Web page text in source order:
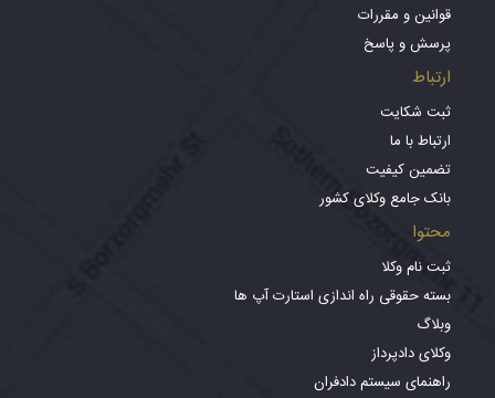
قوانین و مقررات
پرسش و پاسخ
ارتباط
ثبت شکایت
ارتباط با ما
تضمین کیفیت
بانک جامع وکلای کشور
محتوا
ثبت نام وکلا
بسته حقوقی راه اندازی استارت آپ ها
وبلاگ
وکلای دادپرداز
راهنمای سیستم دادفران